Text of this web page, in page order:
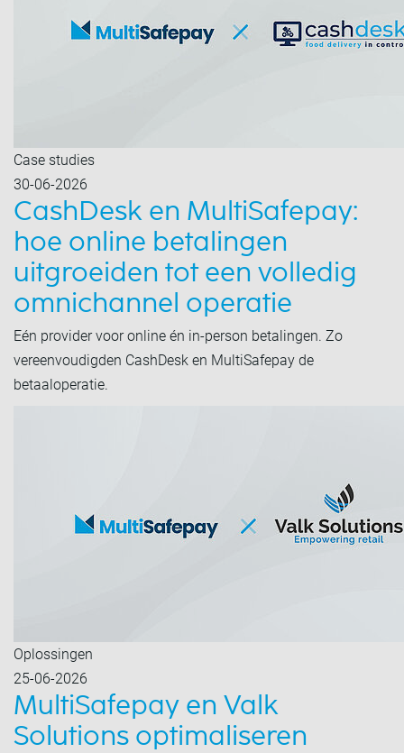
Case studies
30-06-2026
CashDesk en MultiSafepay:
hoe online betalingen
uitgroeiden tot een volledig
omnichannel operatie
Eén provider voor online én in-person betalingen. Zo
vereenvoudigden CashDesk en MultiSafepay de
betaaloperatie.
Oplossingen
25-06-2026
MultiSafepay en Valk
Solutions optimaliseren